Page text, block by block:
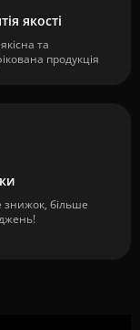
якості
та
продукція
знижок, більше